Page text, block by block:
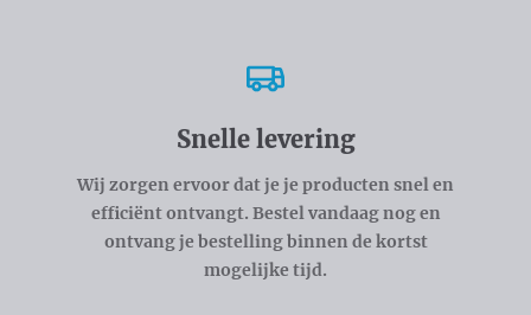
Snelle levering
Wij zorgen ervoor dat je je producten snel en
efficiënt ontvangt. Bestel vandaag nog en
ontvang je bestelling binnen de kortst
mogelijke tijd.